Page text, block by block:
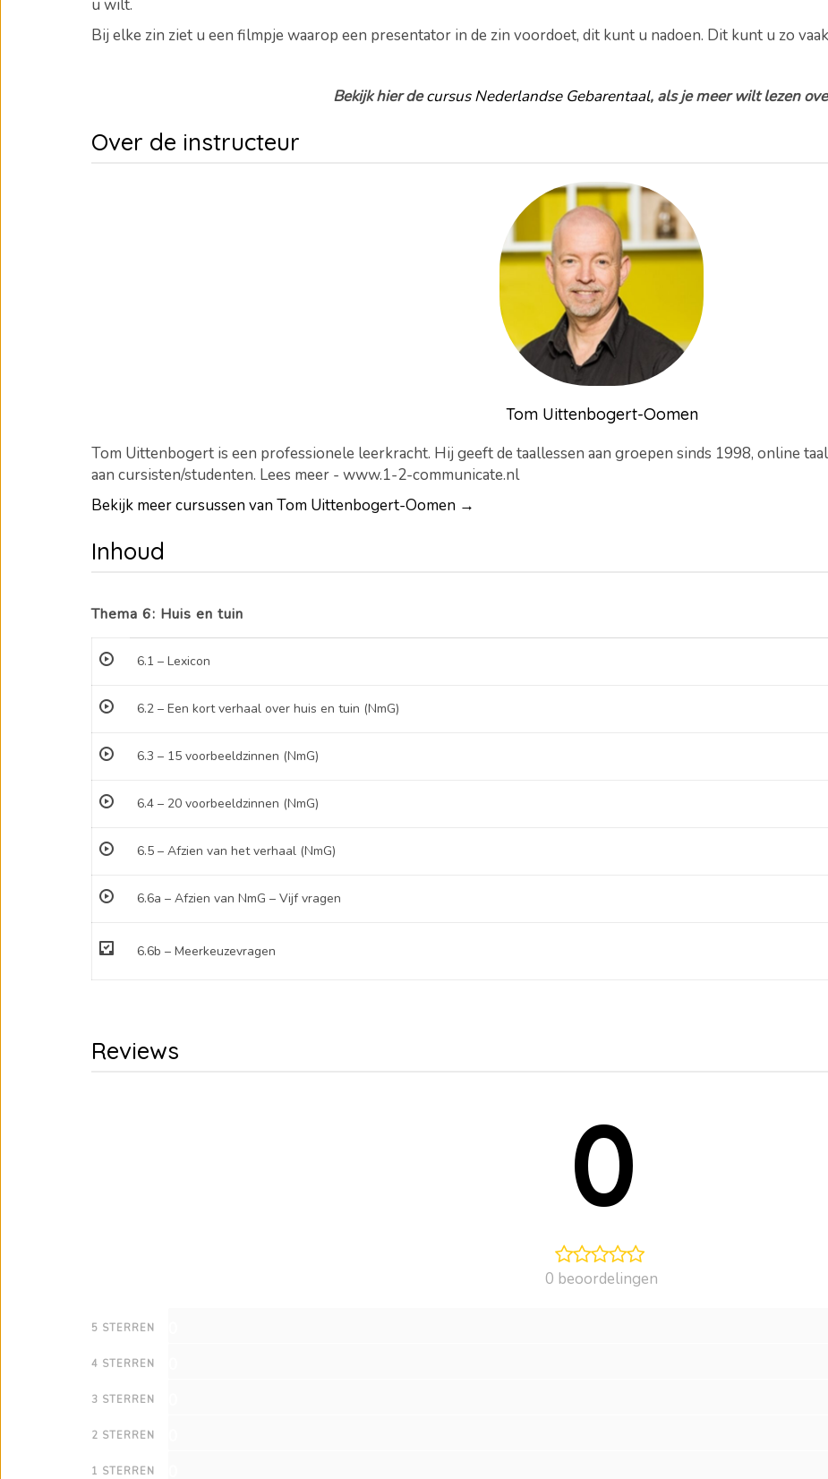
u wilt.
Bij elke zin ziet u een filmpje waarop een presentator in de zin voordoet, dit kunt u nadoen. Dit kunt u zo
Bekijk hier decursus Nederlandse Gebarentaal, als je meer wilt lezen
Over de instructeur
Tom Uittenbogert-Oomen
Tom Uittenbogert is een professionele leerkracht. Hij geeft de taallessen aan groepen sinds 1998, online
aan cursisten/studenten. Lees meer - www.1-2-communicate.nl
Bekijk meer cursussen van Tom Uittenbogert-Oomen →
Inhoud
Thema 6: Huis en tuin
6.1 – Lexicon
6.2 – Een kort verhaal over huis en tuin (NmG)
6.3 – 15 voorbeeldzinnen (NmG)
6.4 – 20 voorbeeldzinnen (NmG)
6.5 – Afzien van het verhaal (NmG)
6.6a – Afzien van NmG – Vijf vragen
6.6b – Meerkeuzevragen
Reviews
0
0 beoordelingen
5 STERREN
4 STERREN
3 STERREN
2 STERREN
1 STERREN